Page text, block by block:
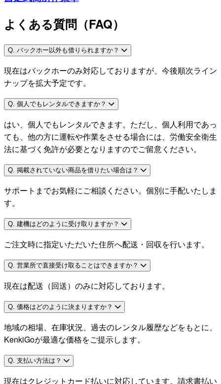
よくある質問（FAQ）
Q. バックホー以外も借りられますか？
現在はバックホーのみ対応しておりますが、今後順次ライン
ナップを拡大予定です。
Q. 個人でもレンタルできますか？
はい、個人でもレンタルできます。ただし、個人利用であっ
ても、他の方に運転や作業をさせる場合には、労働安全衛生
法に基づく免許が必要となりますのでご留意ください。
Q. 掲載されていない商品を借りたい場合は？
サポートまでお気軽にご相談ください。個別に手配いたしま
す。
Q. 建機はどのように受け取りますか？
ご注文時に指定いただいた住所へ配送・回収を行います。
Q. 営業所で直接受け取ることはできますか？
現在は配送（回送）のみに対応しております。
Q. 価格はどのように決まりますか？
地域の相場、在庫状況、過去のレンタル履歴などをもとに、
KenkiGoが最適な価格をご提示します。
Q. 支払い方法は？
現在はクレジットカード払いに対応しています。請求書払い